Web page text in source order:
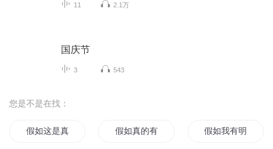
11 2.1万
国庆节
3 543
您是不是在找：
假如这是真的 假如真的有系统 假如我有明天